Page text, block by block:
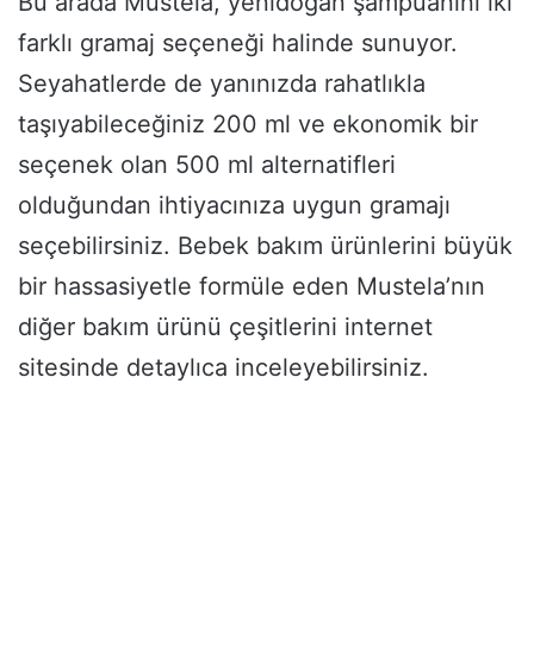
farklı gramaj seçeneği halinde sunuyor.
Seyahatlerde de yanınızda rahatlıkla
taşıyabileceğiniz 200 ml ve ekonomik bir
seçenek olan 500 ml alternatifleri
olduğundan ihtiyacınıza uygun gramajı
seçebilirsiniz. Bebek bakım ürünlerini büyük
bir hassasiyetle formüle eden Mustela’nın
diğer bakım ürünü çeşitlerini internet
sitesinde detaylıca inceleyebilirsiniz.